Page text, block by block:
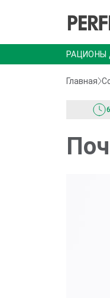
РАЦИОНЫ
Главная